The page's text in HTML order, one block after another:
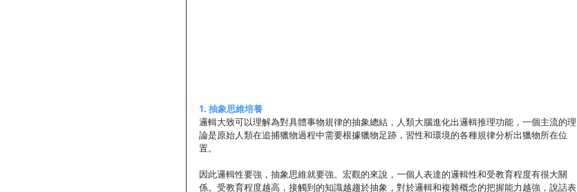
1. 抽象思維培養
邏輯大致可以理解為對具體事物規律的抽象總結，人類大腦進化出邏輯推理功能，一個主流的理
論是原始人類在追捕獵物過程中需要根據獵物足跡，習性和環境的各種規律分析出獵物所在位
置。
因此邏輯性要強，抽象思維就要強。宏觀的來說，一個人表達的邏輯性和受教育程度有很大關
係。受教育程度越高，接觸到的知識越趨於抽象，對於邏輯和複雜概念的把握能力越強，說話表